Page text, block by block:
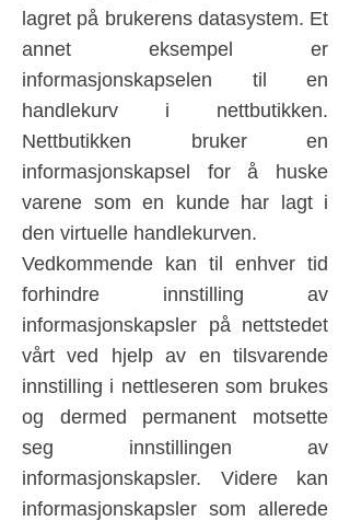
lagret på brukerens datasystem. Et
annet eksempel er
informasjonskapselen til en
handlekurv i nettbutikken.
Nettbutikken bruker en
informasjonskapsel for å huske
varene som en kunde har lagt i
den virtuelle handlekurven.
Vedkommende kan til enhver tid
forhindre innstilling av
informasjonskapsler på nettstedet
vårt ved hjelp av en tilsvarende
innstilling i nettleseren som brukes
og dermed permanent motsette
seg innstillingen av
informasjonskapsler. Videre kan
informasjonskapsler som allerede